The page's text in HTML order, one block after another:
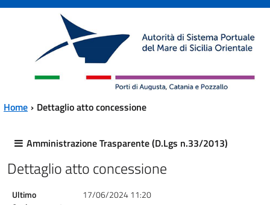
Vai al contenuto principale
Vai al menu principale
Home Dettaglio atto concessione
Amministrazione Trasparente (D.Lgs n.33/2013)
Dettaglio atto concessione
Ultimo
17/06/2024 11:20